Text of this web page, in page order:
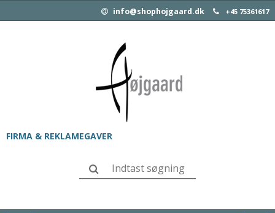
info@shophojgaard.dk +45 75361617
FIRMA & REKLAMEGAVER